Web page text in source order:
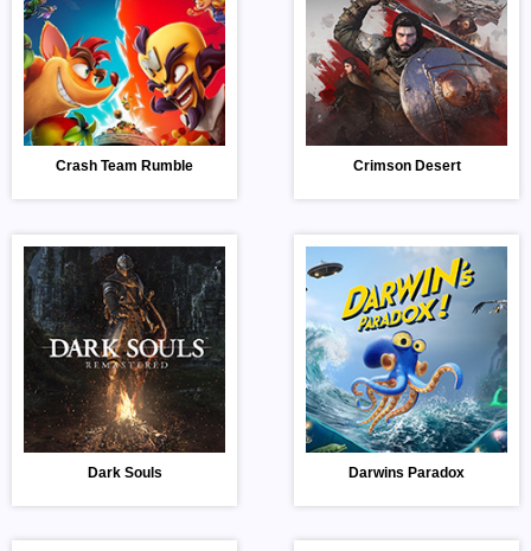
Crash Team Rumble Crimson Desert
Dark Souls Darwins Paradox